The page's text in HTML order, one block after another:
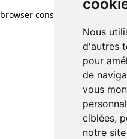
Nous
d'autres
pour
de
vous
ciblées,
notre
browser console for more